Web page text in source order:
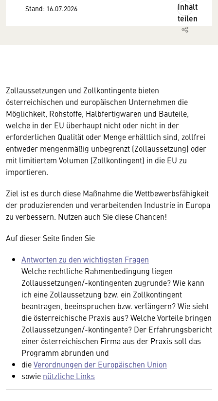
Stand: 16.07.2026
Inhalt
teilen
Zollaussetzungen und Zollkontingente bieten
österreichischen und europäischen Unternehmen die
Möglichkeit, Rohstoffe, Halbfertigwaren und Bauteile,
welche in der EU überhaupt nicht oder nicht in der
erforderlichen Qualität oder Menge erhältlich sind, zollfrei
entweder mengenmäßig unbegrenzt (Zollaussetzung) oder
mit limitiertem Volumen (Zollkontingent) in die EU zu
importieren.
Ziel ist es durch diese Maßnahme die Wettbewerbsfähigkeit
der produzierenden und verarbeitenden Industrie in Europa
zu verbessern. Nutzen auch Sie diese Chancen!
Auf dieser Seite finden Sie
Antworten zu den wichtigsten Fragen
Welche rechtliche Rahmenbedingung liegen
Zollaussetzungen/-kontingenten zugrunde? Wie kann
ich eine Zollaussetzung bzw. ein Zollkontingent
beantragen, beeinspruchen bzw. verlängern? Wie sieht
die österreichische Praxis aus? Welche Vorteile bringen
Zollaussetzungen/-kontingente? Der Erfahrungsbericht
einer österreichischen Firma aus der Praxis soll das
Programm abrunden und
dieVerordnungen der Europäischen Union
sowie nützliche Links